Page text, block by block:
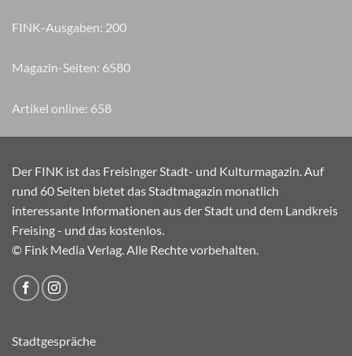
FINK-Ausgaben: 200
Magazin-Seiten: 7860
Artikel online: 658
Der FINK ist das Freisinger Stadt- und Kulturmagazin. Auf
rund 60 Seiten bietet das Stadtmagazin monatlich
interessante Informationen aus der Stadt und dem Landkreis
Freising - und das kostenlos.
© Fink Media Verlag. Alle Rechte vorbehalten.
Stadtgespräche